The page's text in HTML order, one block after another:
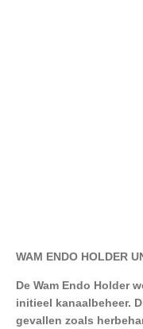
WAM ENDO HOLDER
De Wam Endo Holder
initieel kanaalbeheer.
gevallen zoals